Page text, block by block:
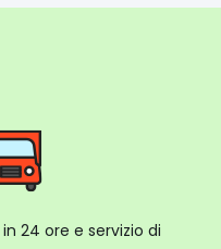
24 ore e servizio di